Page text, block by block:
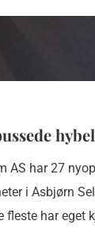
AS har 27
i Asbjørn
fleste har eget